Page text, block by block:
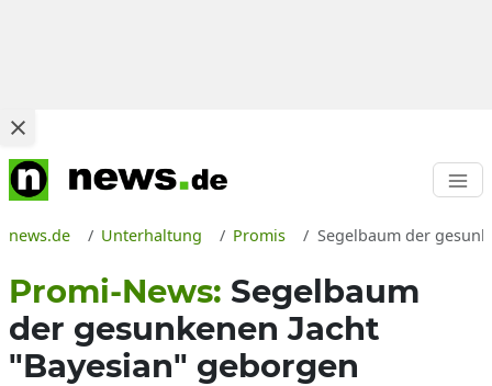
news.de Unterhaltung Promis Segelbaum der
Promi-News: Segelbaum
der gesunkenen Jacht
"Bayesian" geborgen